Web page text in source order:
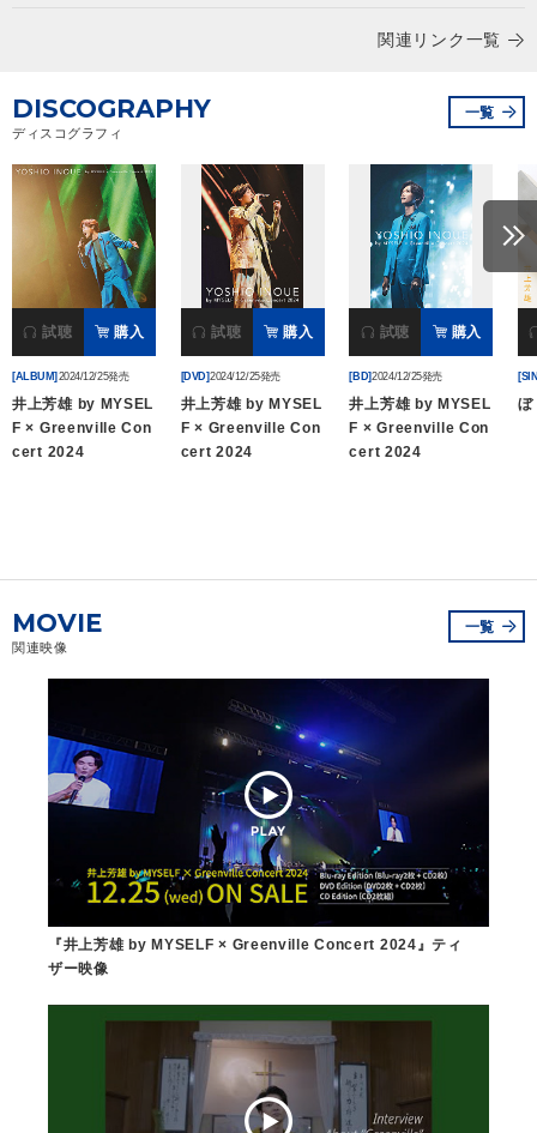
お問い合わせ
閉じる
関連リンク一覧
DISCOGRAPHY
ディスコグラフィ
一覧
試聴 購入
[ALBUM] 2024/12/25発売
井上芳雄 by MYSEL
F × Greenville Con
cert 2024
試聴 購入
[DVD]2024/12/25発売
井上芳雄 by MYSEL
F × Greenville Con
cert 2024
試聴 購入
[BD]2024/12/25発売
井上芳雄 by MYSEL
F × Greenville Con
cert 2024
ぼ
MOVIE
関連映像
一覧
『井上芳雄 by MYSELF × Greenville Concert 2024』ティ
ザー映像